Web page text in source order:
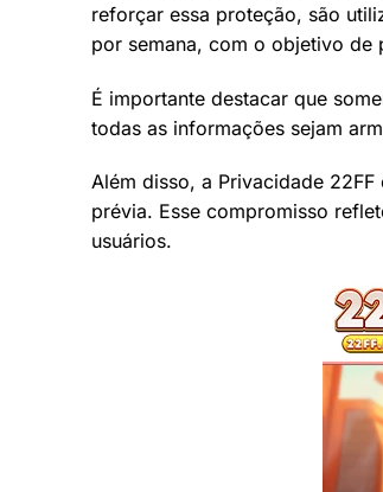
reforçar essa proteção, são
por semana, com o objetivo de
É importante destacar que
todas as informações sejam
Além disso, a Privacidade
prévia. Esse compromisso
usuários.